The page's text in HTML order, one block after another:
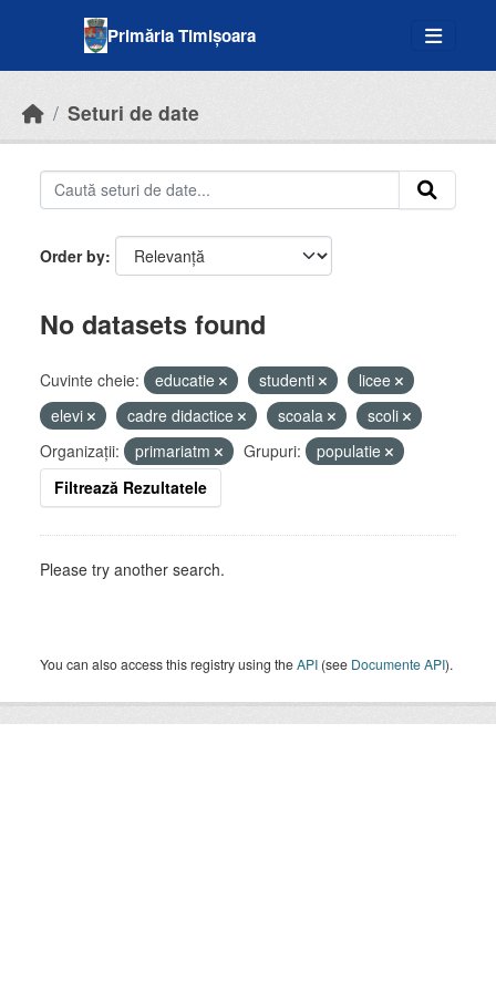
Primăria Timișoara
Seturi de date
Order by
No datasets found
Cuvinte cheie: educatie studenti
licee
elevi
cadre didactice scoala
scoli
Organizații:
primariatm Grupuri:
populatie
Filtrează Rezultatele
Please try another search.
You can also access this registry using theAPI (see Documente API).